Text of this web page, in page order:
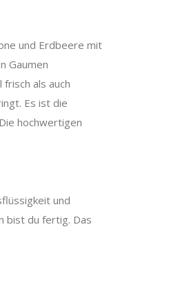
und Erdbeere mit
Gaumen
als auch
Es ist die
hochwertigen
und
bist du fertig. Das